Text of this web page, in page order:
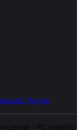
- PC portable